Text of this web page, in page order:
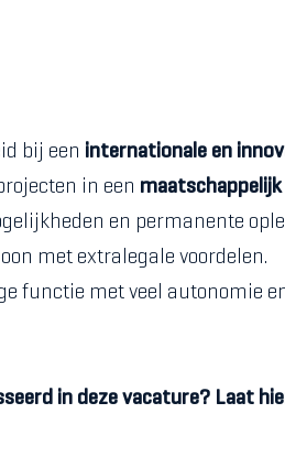
bij een internationale en
in een
en permanente
met extralegale voordelen.
functie met veel autonomie
in deze vacature? Laat